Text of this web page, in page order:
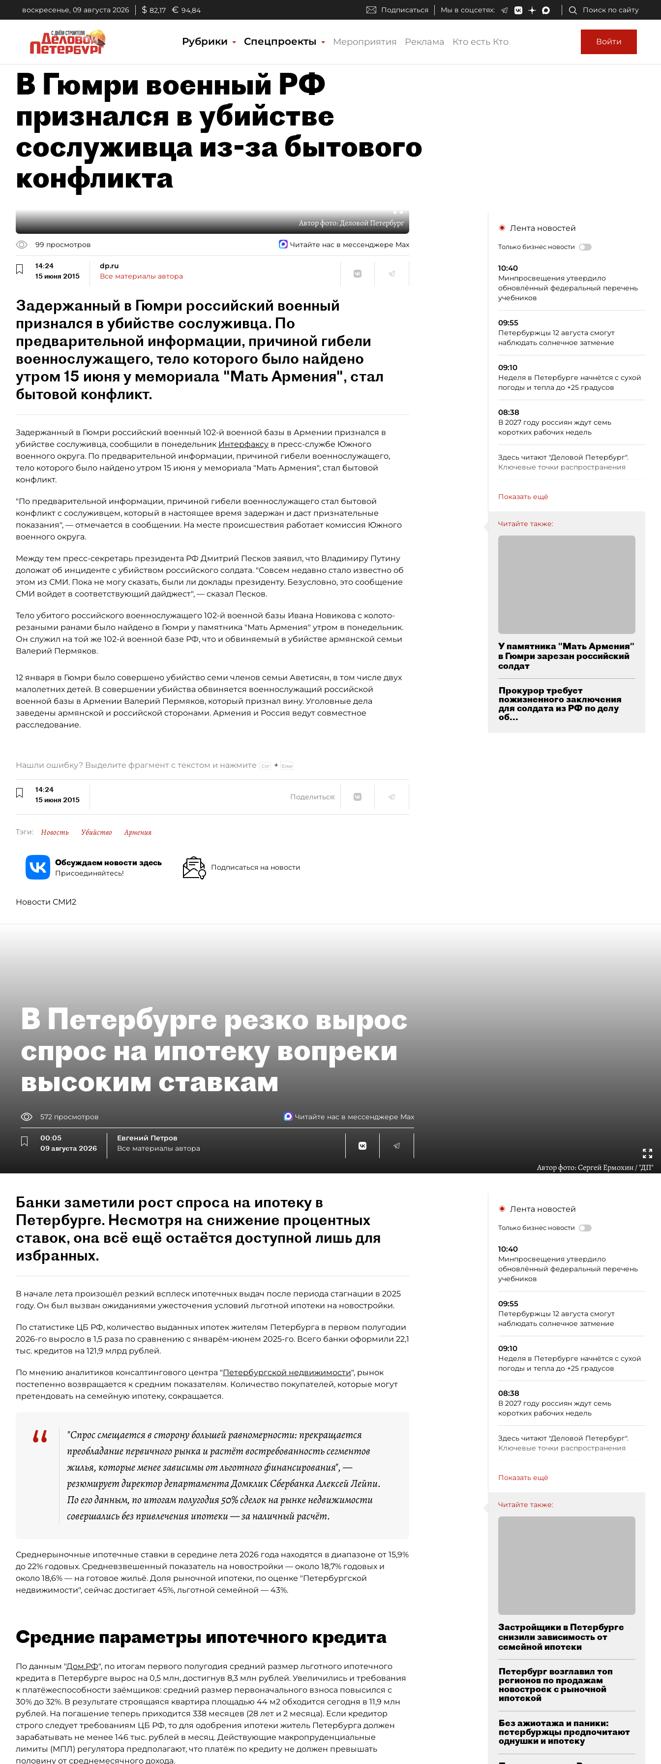
воскресенье, 09 августа 2026 $ 82,17 € 94,84 Подписаться Мы в соцсетях: Поиск по сайту
Рубрики Спецпроекты Мероприятия Реклама Кто есть Кто Войти
В Гюмри военный РФ
признался в убийстве
сослуживца из-за бытового
конфликта
Автор фото:Деловой Петербург
99 просмотров Читайте нас в мессенджере Max
14:24
15 июня 2015
dp.ru
Все материалы автора
Задержанный в Гюмри российский военный
признался в убийстве сослуживца. По
предварительной информации, причиной гибели
военнослужащего, тело которого было найдено
утром 15 июня у мемориала "Мать Армения", стал
бытовой конфликт.
Задержанный в Гюмри российский военный 102-й военной базы в Армении признался в
убийстве сослуживца, сообщили в понедельник Интерфаксу в пресс-службе Южного
военного округа. По предварительной информации, причиной гибели военнослужащего,
тело которого было найдено утром 15 июня у мемориала "Мать Армения", стал бытовой
конфликт.
"По предварительной информации, причиной гибели военнослужащего стал бытовой
конфликт с сослуживцем, который в настоящее время задержан и даст признательные
показания", — отмечается в сообщении. На месте происшествия работает комиссия Южного
военного округа.
Между тем пресс-секретарь президента РФ Дмитрий Песков заявил, что Владимиру Путину
доложат об инциденте с убийством российского солдата. "Совсем недавно стало известно об
этом из СМИ. Пока не могу сказать, были ли доклады президенту. Безусловно, это сообщение
СМИ войдет в соответствующий дайджест", — сказал Песков.
Тело убитого российского военнослужащего 102-й военной базы Ивана Новикова с колото-
резаными ранами было найдено в Гюмри у памятника "Мать Армения" утром в понедельник.
Он служил на той же 102-й военной базе РФ, что и обвиняемый в убийстве армянской семьи
Валерий Пермяков.
12 января в Гюмри было совершено убийство семи членов семьи Аветисян, в том числе двух
малолетних детей. В совершении убийства обвиняется военнослужащий российской
военной базы в Армении Валерий Пермяков, который признал вину. Уголовные дела
заведены армянской и российской сторонами. Армения и Россия ведут совместное
расследование.
Лента новостей
Только бизнес новости
10:40
Минпросвещения утвердило
обновлённый федеральный перечень
учебников
09:55
Петербуржцы 12 августа смогут
наблюдать солнечное затмение
09:10
Неделя в Петербурге начнётся с сухой
погоды и тепла до +25 градусов
08:38
В 2027 году россиян ждут семь
коротких рабочих недель
Здесь читают "Деловой Петербург".
Ключевые точки распространения
Показать ещё
Читайте также:
У памятника "Мать Армения"
в Гюмри зарезан российский
солдат
Прокурор требует
пожизненного заключения
для солдата из РФ по делу
об...
Нашли ошибку? Выделите фрагмент с текстом и нажмите +
14:24
15 июня 2015
Поделиться:
Тэги: Новость Убийство Армения
Обсуждаем новости здесь
Присоединяйтесь!
Подписаться на новости
Новости СМИ2
В Петербурге резко вырос
спрос на ипотеку вопреки
высоким ставкам
572 просмотров Читайте нас в мессенджере Max
00:05
09 августа 2026
Евгений Петров
Все материалы автора
Автор фото:Сергей Ермохин / "ДП"
Банки заметили рост спроса на ипотеку в
Петербурге. Несмотря на снижение процентных
ставок, она всё ещё остаётся доступной лишь для
избранных.
В начале лета произошёл резкий всплеск ипотечных выдач после периода стагнации в 2025
году. Он был вызван ожиданиями ужесточения условий льготной ипотеки на новостройки.
По статистике ЦБ РФ, количество выданных ипотек жителям Петербурга в первом полугодии
2026-го выросло в 1,5 раза по сравнению с январём-июнем 2025-го. Всего банки оформили 22,1
тыс. кредитов на 121,9 млрд рублей.
По мнению аналитиков консалтингового центра "Петербургской недвижимости", рынок
постепенно возвращается к средним показателям. Количество покупателей, которые могут
претендовать на семейную ипотеку, сокращается.
“
"Спрос смещается в сторону большей равномерности: прекращается
преобладание первичного рынка и растёт востребованность сегментов
жилья, которые менее зависимы от льготного финансирования", —
резюмирует директор департамента Домклик Сбербанка Алексей Лейпи.
По его данным, по итогам полугодия 50% сделок на рынке недвижимости
совершались без привлечения ипотеки — за наличный расчёт.
Среднерыночные ипотечные ставки в середине лета 2026 года находятся в диапазоне от 15,9%
до 22% годовых. Средневзвешенный показатель на новостройки — около 18,7% годовых и
около 18,6% — на готовое жильё. Доля рыночной ипотеки, по оценке "Петербургской
недвижимости", сейчас достигает 45%, льготной семейной — 43%.
Средние параметры ипотечного кредита
По данным "Дом.РФ", по итогам первого полугодия средний размер льготного ипотечного
кредита в Петербурге вырос на 0,5 млн, достигнув 8,3 млн рублей. Увеличились и требования
к платёжеспособности заёмщиков: средний размер первоначального взноса повысился с
30% до 32%. В результате строящаяся квартира площадью 44 м2 обходится сегодня в 11,9 млн
рублей. На погашение теперь приходится 338 месяцев (28 лет и 2 месяца). Если кредитор
строго следует требованиям ЦБ РФ, то для одобрения ипотеки житель Петербурга должен
зарабатывать не менее 146 тыс. рублей в месяц. Действующие макропруденциальные
лимиты (МПЛ) регулятора предполагают, что платёж по кредиту не должен превышать
половину от среднемесячного дохода.
Лента новостей
Только бизнес новости
10:40
Минпросвещения утвердило
обновлённый федеральный перечень
учебников
09:55
Петербуржцы 12 августа смогут
наблюдать солнечное затмение
09:10
Неделя в Петербурге начнётся с сухой
погоды и тепла до +25 градусов
08:38
В 2027 году россиян ждут семь
коротких рабочих недель
Здесь читают "Деловой Петербург".
Ключевые точки распространения
Показать ещё
Читайте также:
Застройщики в Петербурге
снизили зависимость от
семейной ипотеки
Петербург возглавил топ
регионов по продажам
новостроек с рыночной
ипотекой
Без ажиотажа и паники:
петербуржцы предпочитают
однушки и ипотеку